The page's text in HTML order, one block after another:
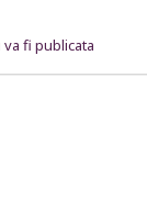
fi publicata